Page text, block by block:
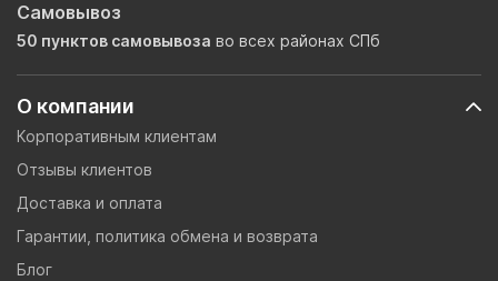
О компании
Корпоративным клиентам
Отзывы клиентов
Доставка и оплата
Гарантии, политика обмена и возврата
Блог
Самовывоз
50 пунктов самовывоза во всех районах СПб